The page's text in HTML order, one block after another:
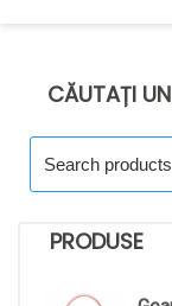
CĂUTAȚI
for:
PRODUSE